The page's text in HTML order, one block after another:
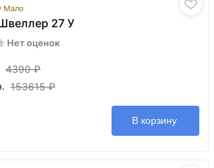
Мало
27 У
Нет оценок
4390 ₽
153615 ₽
В корзину